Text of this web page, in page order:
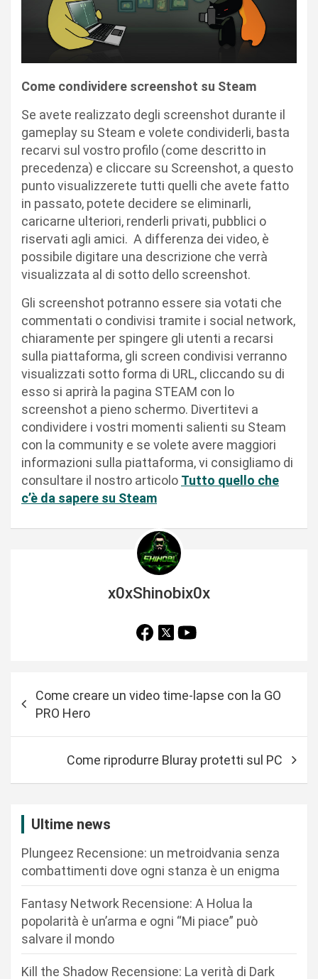
Come condividere screenshot su Steam
Se avete realizzato degli screenshot durante il
gameplay su Steam e volete condividerli, basta
recarvi sul vostro profilo (come descritto in
precedenza) e cliccare su Screenshot, a questo
punto visualizzerete tutti quelli che avete fatto
in passato, potete decidere se eliminarli,
caricarne ulteriori, renderli privati, pubblici o
riservati agli amici. A differenza dei video, è
possibile digitare una descrizione che verrà
visualizzata al di sotto dello screenshot.
Gli screenshot potranno essere sia votati che
commentati o condivisi tramite i social network,
chiaramente per spingere gli utenti a recarsi
sulla piattaforma, gli screen condivisi verranno
visualizzati sotto forma di URL, cliccando su di
esso si aprirà la pagina STEAM con lo
screenshot a pieno schermo. Divertitevi a
condividere i vostri momenti salienti su Steam
con la community e se volete avere maggiori
informazioni sulla piattaforma, vi consigliamo di
consultare il nostro articolo Tutto quello che
c’è da sapere su Steam
x0xShinobix0x
Come creare un video time-lapse con la GO
PRO Hero
Come riprodurre Bluray protetti sul PC
Ultime news
Plungeez Recensione: un metroidvania senza
combattimenti dove ogni stanza è un enigma
Fantasy Network Recensione: A Holua la
popolarità è un’arma e ogni “Mi piace” può
salvare il mondo
Kill the Shadow Recensione: La verità di Dark